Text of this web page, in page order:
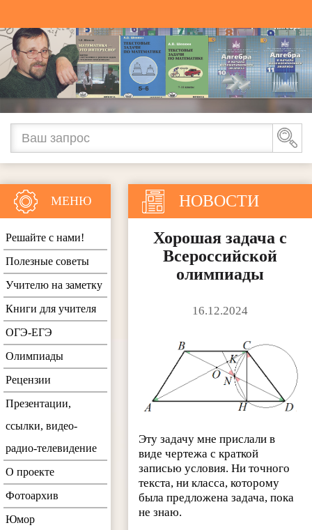
НОВОСТИ
Хорошая задача с
Всероссийской
олимпиады
16.12.2024
Эту задачу мне прислали в
виде чертежа с краткой
записью условия. Ни точного
текста, ни класса, которому
была предложена задача, пока
не знаю.
МЕНЮ
Решайте с нами!
Полезные советы
Учителю на заметку
Книги для учителя
ОГЭ-ЕГЭ
Олимпиады
Рецензии
Презентации,
ссылки, видео-
радио-телевидение
О проекте
Фотоархив
Юмор